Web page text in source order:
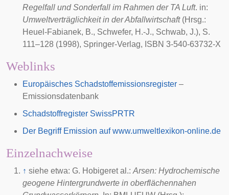
Regelfall und Sonderfall im Rahmen der TA Luft. in:
Umweltverträglichkeit in der Abfallwirtschaft(Hrsg.:
Heuel-Fabianek, B., Schwefer, H.-J., Schwab, J.), S.
111–128 (1998), Springer-Verlag, ISBN 3-540-63732-X
Weblinks
Europäisches Schadstoffemissionsregister –
Emissionsdatenbank
Schadstoffregister SwissPRTR
Der Begriff Emission auf www.umweltlexikon-online.de
Einzelnachweise
↑ siehe etwa: G. Hobigeret al.: Arsen: Hydrochemische
geogene Hintergrundwerte in oberflächennahen